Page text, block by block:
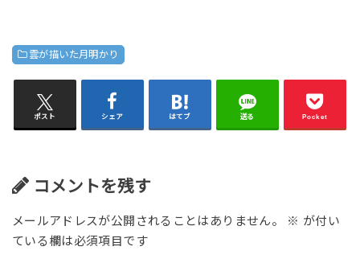
雲が描いた月明かり
ポスト シェア はてブ 送る Pocket
コメントを残す
メールアドレスが公開されることはありません。 ※ が付い
ている欄は必須項目です